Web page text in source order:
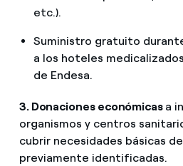
etc.).
Suministro gratuito
a los hoteles
de Endesa.
3. Donaciones económicas a
organismos y centros
cubrir necesidades básicas
previamente identificadas.